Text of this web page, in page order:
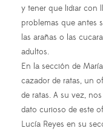
y tener que lidiar con
problemas que antes
las arañas o las
adultos.
En la sección de
cazador de ratas, un
de ratas. A su vez,
dato curioso de este
Lucía Reyes en su